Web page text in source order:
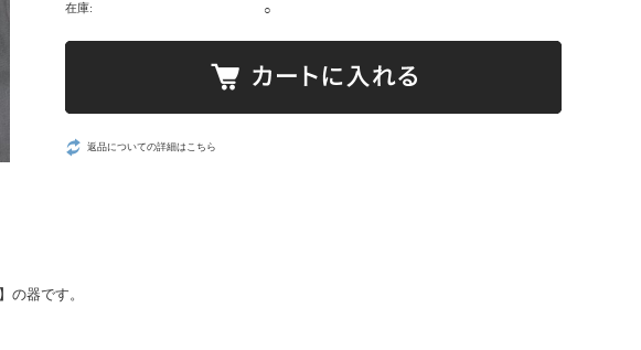
在庫: ○
返品についての詳細はこちら
の器です。